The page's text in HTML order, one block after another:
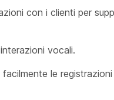
con i clienti per
vocali.
facilmente le